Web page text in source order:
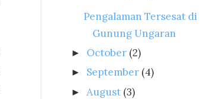
Pengalaman Tersesat di
Gunung Ungaran
► October (2)
► September (4)
► August (3)